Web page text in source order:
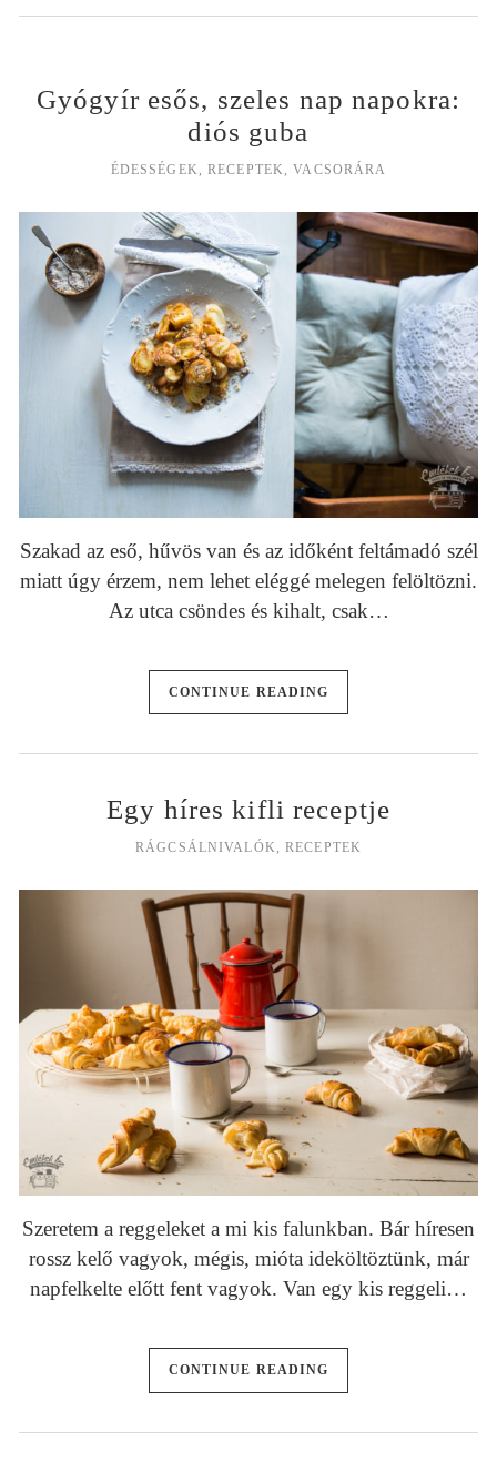
Gyógyír esős, szeles nap napokra:
diós guba
ÉDESSÉGEK RECEPTEK ,VACSORÁRA
Szakad az eső, hűvös van és az időként feltámadó szél
miatt úgy érzem, nem lehet eléggé melegen felöltözni.
Az utca csöndes és kihalt, csak…
CONTINUE READING
Egy híres kifli receptje
RÁGCSÁLNIVALÓK RECEPTEK
Szeretem a reggeleket a mi kis falunkban. Bár híresen
rossz kelő vagyok, mégis, mióta ideköltöztünk, már
napfelkelte előtt fent vagyok. Van egy kis reggeli…
CONTINUE READING